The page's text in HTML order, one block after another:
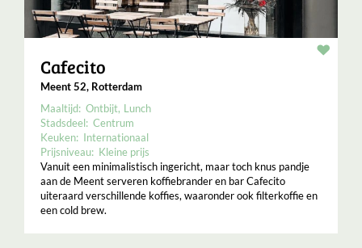
Cafecito
Meent 52, Rotterdam
Maaltijd: Ontbijt Lunch
Stadsdeel: Centrum
Keuken: Internationaal
Prijsniveau: Kleine prijs
Vanuit een minimalistisch ingericht, maar toch knus pandje
aan de Meent serveren koffiebrander en bar Cafecito
uiteraard verschillende koffies, waaronder ook filterkoffie en
een cold brew.